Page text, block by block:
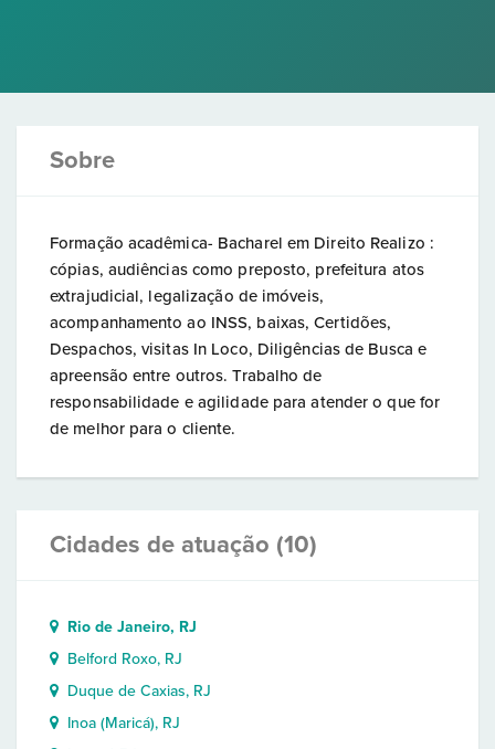
Sobre
Formação acadêmica- Bacharel em Direito Realizo :
cópias, audiências como preposto, prefeitura atos
extrajudicial, legalização de imóveis,
acompanhamento ao INSS, baixas, Certidões,
Despachos, visitas In Loco, Diligências de Busca e
apreensão entre outros. Trabalho de
responsabilidade e agilidade para atender o que for
de melhor para o cliente.
Cidades de atuação (10)
Rio de Janeiro, RJ
Belford Roxo, RJ
Duque de Caxias, RJ
Inoa (Maricá), RJ